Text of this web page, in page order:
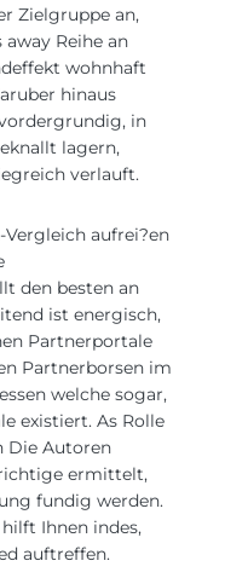
Zielgruppe an,
Reihe an
wohnhaft
hinaus
in
lagern,
verlauft.
aufrei?en
den besten an
ist energisch,
Partnerportale
Partnerborsen im
welche sogar,
existiert. As Rolle
Die Autoren
ermittelt,
fundig werden.
Ihnen indes,
auftreffen.